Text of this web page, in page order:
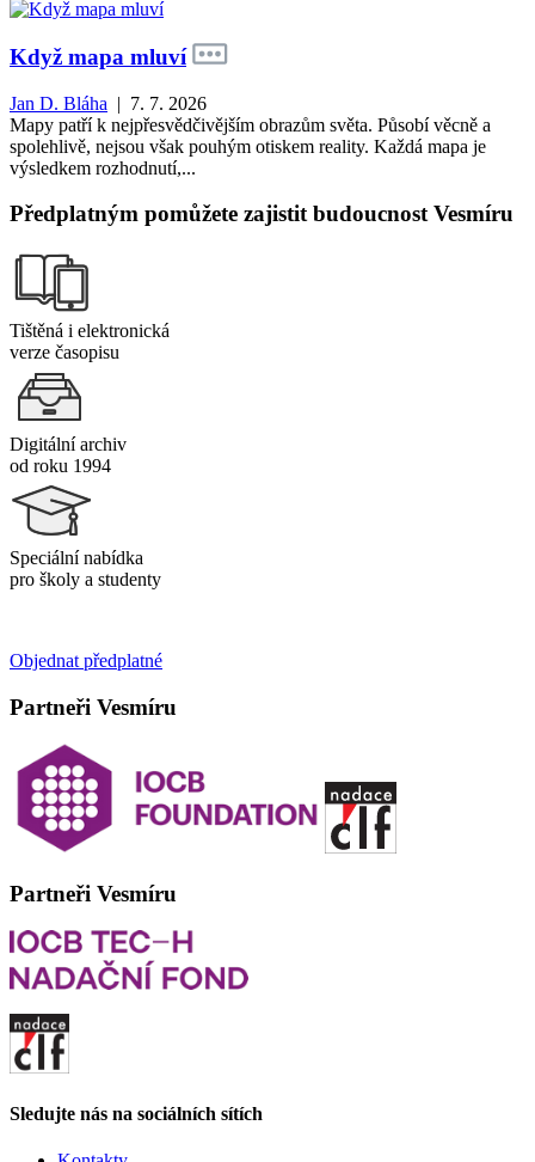
Když mapa mluví
Jan D. Bláha | 7. 7. 2026
Mapy patří k nejpřesvědčivějším obrazům světa. Působí věcně a
spolehlivě, nejsou však pouhým otiskem reality. Každá mapa je
výsledkem rozhodnutí,...
Předplatným pomůžete zajistit budoucnost Vesmíru
Tištěná i elektronická
verze časopisu
Digitální archiv
od roku 1994
Speciální nabídka
pro školy a studenty
Objednat předplatné
Partneři Vesmíru
Partneři Vesmíru
Sledujte nás na sociálních sítích